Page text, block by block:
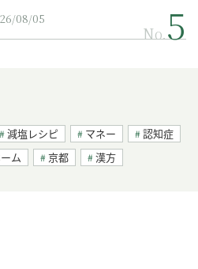
08/05
No.
減塩レシピ マネー
認知症
ム 京都 漢方